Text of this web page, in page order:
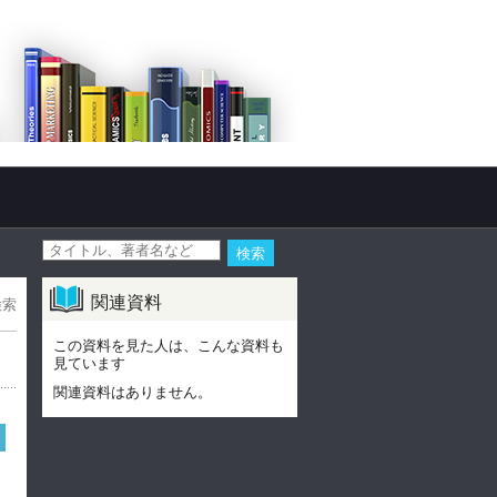
関連資料
この資料を見た人は、こんな資料も
見ています
関連資料はありません。